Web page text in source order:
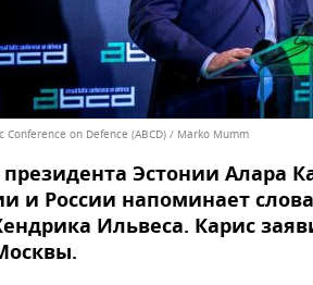
on Defence (ABCD) / Marko Mumm
Эстонии Алара
и России напоминает
Ильвеса. Карис